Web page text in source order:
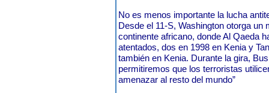
No es menos importante la lucha
Desde el 11-S, Washington otorga un
continente africano, donde Al Qaeda
atentados, dos en 1998 en Kenia y
también en Kenia. Durante la gira,
permitiremos que los terroristas
amenazar al resto del mundo”